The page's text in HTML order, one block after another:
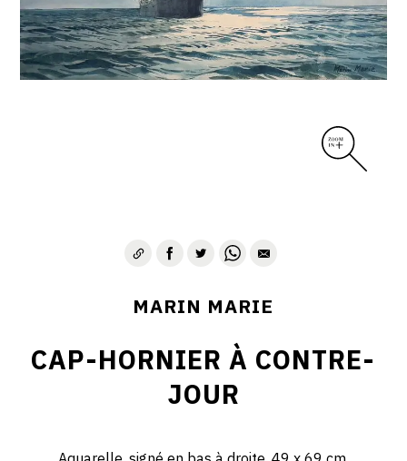
MARIN MARIE
CAP-HORNIER À CONTRE-
JOUR